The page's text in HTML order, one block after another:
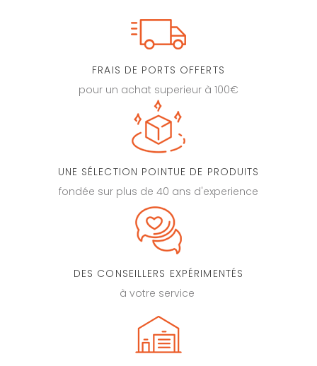
FRAIS DE PORTS OFFERTS
pour un achat superieur à 100€
UNE SÉLECTION POINTUE DE PRODUITS
fondée sur plus de 40 ans d'experience
DES CONSEILLERS EXPÉRIMENTÉS
à votre service